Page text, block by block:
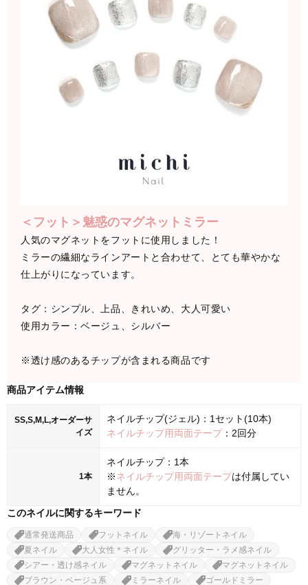
＜フット＞魅惑のマグネットミラー
人気のマグネットをフットに使用しました！
ミラーの繊細なラインアートと合わせて、とても華やかな
仕上がりになっています。
タグ：シンプル、上品、きれいめ、大人可愛い
使用カラー：ベージュ、シルバー
※透け感のあるチップが含まれる商品です
商品アイテム情報
SS,S,M,L,オーダーサ
イズ
ネイルチップ(ジェル)：1セット(10本)
ネイルチップ用両面テープ：2回分
1本
ネイルチップ：1本
※ネイルチップ用両面テープは付属してい
ません。
このネイルに関するキーワード
通常発送商品 フットネイル
海・リゾートネイル
夏ネイル
大人女性＊ネイル
グリッター・ラメ感ネイル
シアー・透け感ネイル
マグネットネイル
マグネットネイル
ブラウン・ベージュ系
ミラーネイル ゴールドミラー